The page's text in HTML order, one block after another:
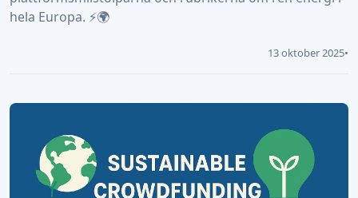
hela Europa. ⚡🌍
13 oktober 2025•